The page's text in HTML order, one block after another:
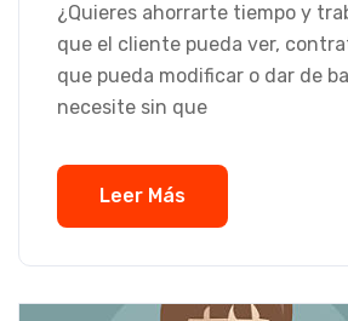
¿Quieres ahorrarte tiempo y
que el cliente pueda ver,
que pueda modificar o dar de
necesite sin que
Leer Más